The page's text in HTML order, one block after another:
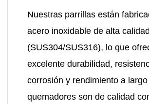
Nuestras parrillas están
acero inoxidable de alta calidad
(SUS304/SUS316), lo que
excelente durabilidad,
corrosión y rendimiento a
quemadores son de calidad